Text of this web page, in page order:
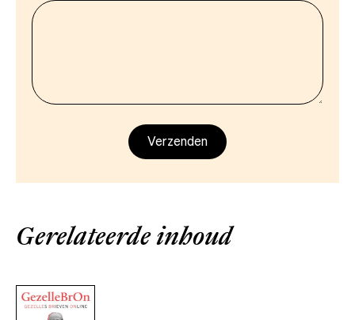
Gerelateerde inhoud